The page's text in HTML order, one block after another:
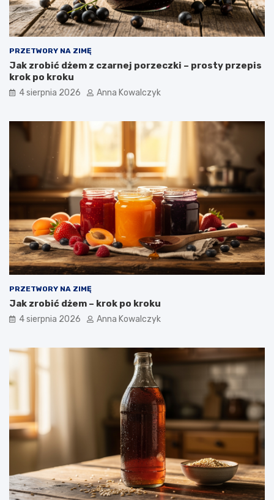
PRZETWORY NA ZIMĘ
Jak zrobić dżem z czarnej porzeczki – prosty przepis
krok po kroku
4 sierpnia 2026 Anna Kowalczyk
PRZETWORY NA ZIMĘ
Jak zrobić dżem – krok po kroku
4 sierpnia 2026 Anna Kowalczyk